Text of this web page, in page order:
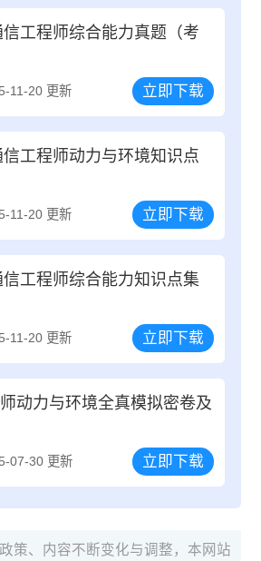
工程师综合能力真题（考
11-20 更新 立即下载
工程师动力与环境知识点
11-20 更新 立即下载
工程师综合能力知识点集
11-20 更新 立即下载
动力与环境全真模拟密卷及
07-30 更新 立即下载
策、内容不断变化与调整，本网站